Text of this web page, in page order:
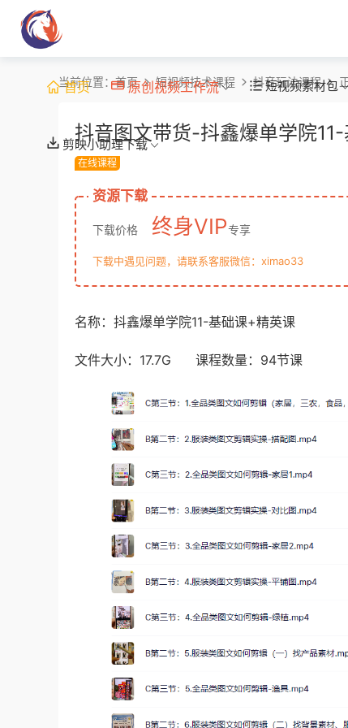
首页 原创视频工作流 短视频素材包
剪映小助理下载
当前位置：首页 短视频技术课程 抖音玩法课程
抖音图文带货-抖鑫爆单学院
在线课程
资源下载
下载价格 终身VIP专享
下载中遇见问题，请联系客服微信：ximao33
名称：抖鑫爆单学院11-基础课+精英课
文件大小：17.7G 课程数量：94节课